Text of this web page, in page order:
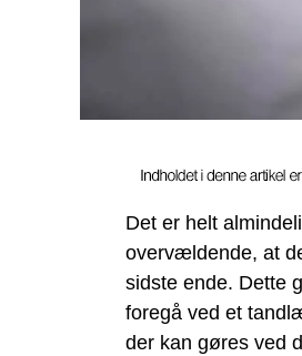
Det er helt
overvældende, at
sidste ende. Dette
foregå ved et
der kan gøres ved